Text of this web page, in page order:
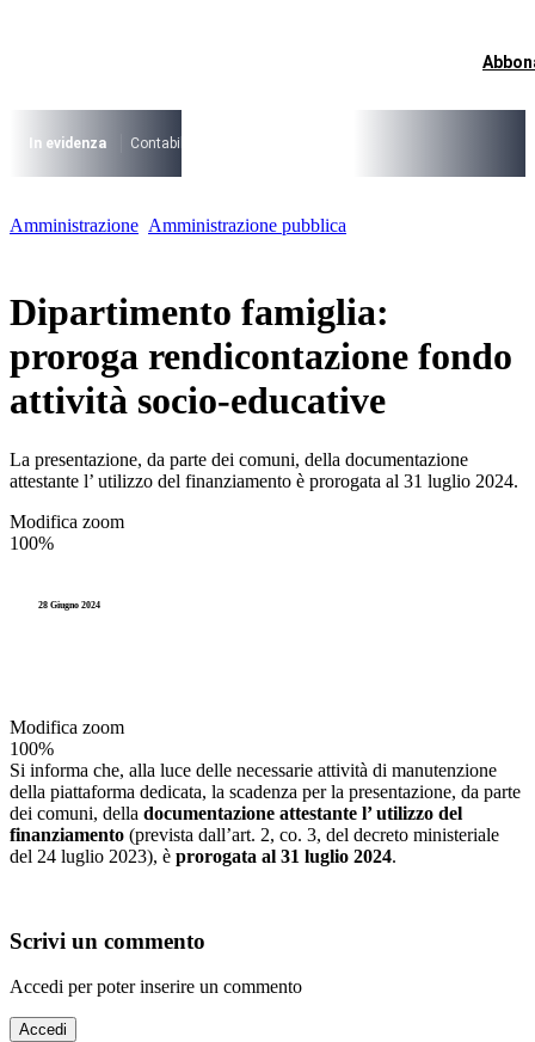
I più cercati
Lorem ipsum dolor sit amet consectetur
In evidenza Contabilità Accrual
Lorem ipsum dolor sit amet consectetur
Amministrazione Amministrazione pubblica
Dipartimento famiglia:
proroga rendicontazione fondo
attività socio-educative
La presentazione, da parte dei comuni, della documentazione
attestante l’ utilizzo del finanziamento è prorogata al 31 luglio 2024.
Modifica zoom
100%
28 Giugno 2024
Modifica zoom
100%
Si informa che, alla luce delle necessarie attività di manutenzione
della piattaforma dedicata, la scadenza per la presentazione, da parte
dei comuni, della documentazione attestante l’ utilizzo del
finanziamento (prevista dall’art. 2, co. 3, del decreto ministeriale
del 24 luglio 2023), è prorogata al 31 luglio 2024.
Scrivi un commento
Accedi per poter inserire un commento
Accedi